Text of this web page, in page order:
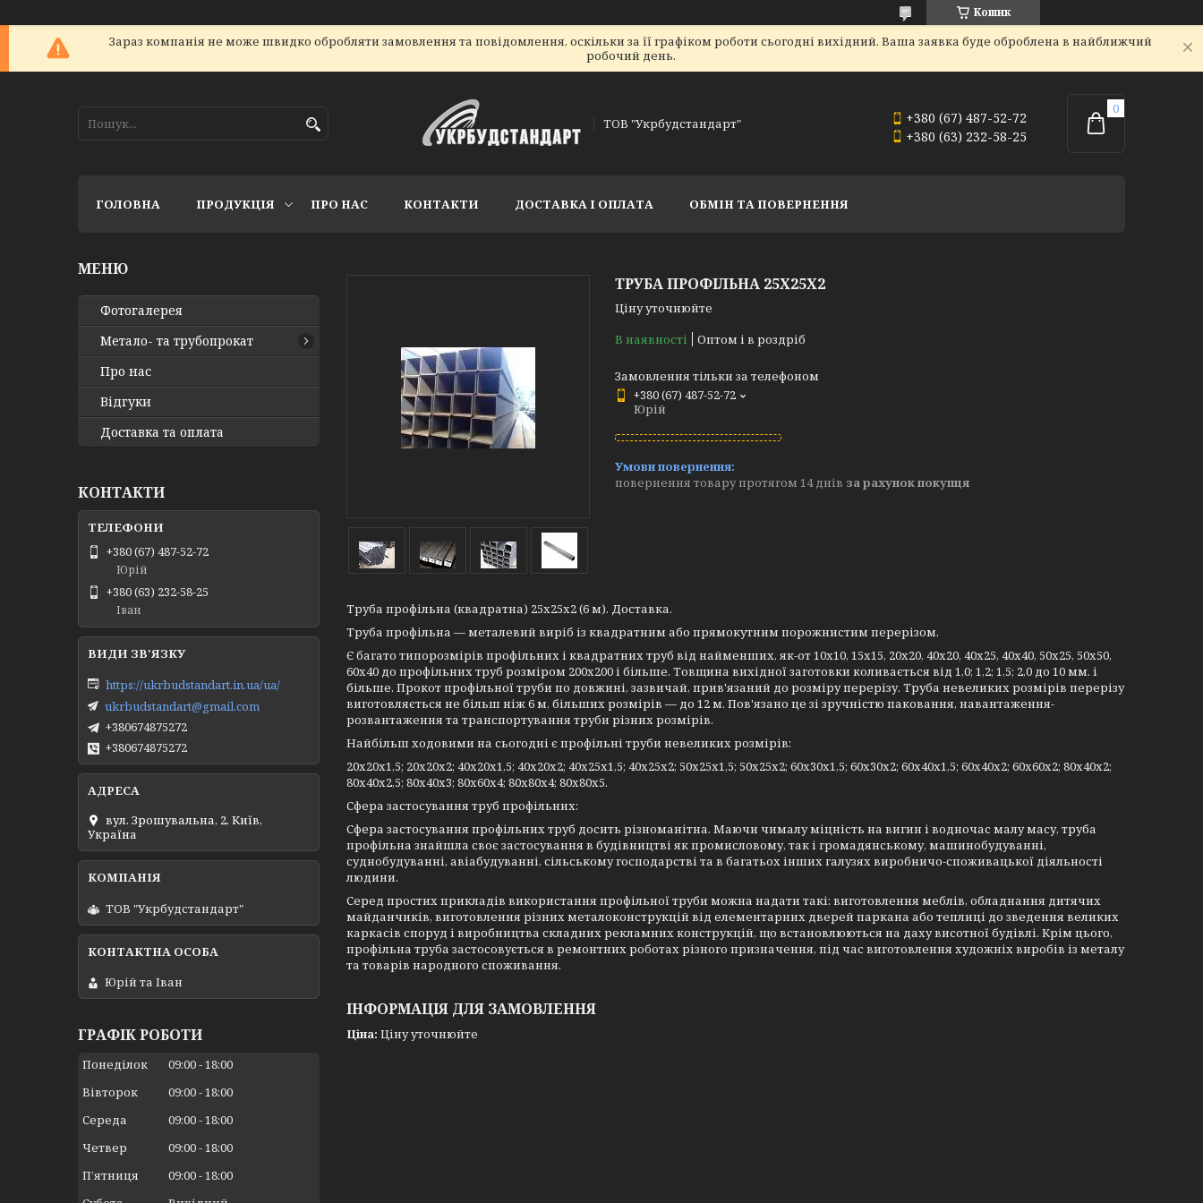
Кошик
Зараз компанія не може швидко обробляти замовлення та повідомлення, оскільки за її графіком роботи сьогодні вихідний. Ваша заявка буде оброблена в найближчий
робочий день.
ТОВ "Укрбудстандарт"
+380 (67) 487-52-72
+380 (63) 232-58-25
ГОЛОВНА ПРОДУКЦІЯ ПРО НАС КОНТАКТИ ДОСТАВКА І ОПЛАТА ОБМІН ТА ПОВЕРНЕННЯ
ТРУБА ПРОФІЛЬНА 25Х25Х2
Ціну уточнюйте
В наявності
Оптом і в роздріб
Замовлення тільки за телефоном
+380 (67) 487-52-72
Юрій
повернення товару протягом 14 днів за рахунок покупця
Труба профільна (квадратна) 25х25х2 (6 м). Доставка.
Труба профільна — металевий виріб із квадратним або прямокутним порожнистим перерізом.
Є багато типорозмірів профільних і квадратних труб від найменших, як-от 10х10, 15х15, 20х20, 40х20, 40х25, 40х40, 50х25, 50х50,
60х40 до профільних труб розміром 200х200 і більше. Товщина вихідної заготовки коливається від 1,0; 1,2; 1,5; 2,0 до 10 мм. і
більше. Прокот профільної труби по довжині, зазвичай, прив'язаний до розміру перерізу. Труба невеликих розмірів перерізу
виготовляється не більш ніж 6 м, більших розмірів — до 12 м. Пов'язано це зі зручністю паковання, навантаження-
розвантаження та транспортування труби різних розмірів.
Найбільш ходовими на сьогодні є профільні труби невеликих розмірів:
20х20х1,5; 20х20х2; 40х20х1,5; 40х20х2; 40х25х1,5; 40х25х2; 50х25х1,5; 50х25х2; 60х30х1,5; 60х30х2; 60х40х1,5; 60х40х2; 60х60х2; 80х40х2;
80х40х2,5; 80х40х3; 80х60х4; 80х80х4; 80х80х5.
Сфера застосування труб профільних:
Сфера застосування профільних труб досить різноманітна. Маючи чималу міцність на вигин і водночас малу масу, труба
профільна знайшла своє застосування в будівництві як промисловому, так і громадянському, машинобудуванні,
суднобудуванні, авіабудуванні, сільському господарстві та в багатьох інших галузях виробничо-споживацької діяльності
людини.
Серед простих прикладів використання профільної труби можна надати такі: виготовлення меблів, обладнання дитячих
майданчиків, виготовлення різних металоконструкцій від елементарних дверей паркана або теплиці до зведення великих
каркасів споруд і виробництва складних рекламних конструкцій, що встановлюються на даху висотної будівлі. Крім цього,
профільна труба застосовується в ремонтних роботах різного призначення, під час виготовлення художніх виробів із металу
та товарів народного споживання.
ІНФОРМАЦІЯ ДЛЯ ЗАМОВЛЕННЯ
Ціна: Ціну уточнюйте
Фотогалерея
Метало- та трубопрокат
Про нас
Відгуки
Доставка та оплата
КОНТАКТИ
+380 (67) 487-52-72
Юрій
+380 (63) 232-58-25
Іван
https://ukrbudstandart.in.ua/ua/
ukrbudstandart@gmail.com
+380674875272
+380674875272
вул. Зрошувальна, 2, Київ,
Україна
ТОВ "Укрбудстандарт"
Юрій та Іван
ГРАФІК РОБОТИ
Понеділок 09:00 18:00
Вівторок
09:00 18:00
Середа
09:00 18:00
Четвер
09:00 18:00
Пʼятниця
09:00 18:00